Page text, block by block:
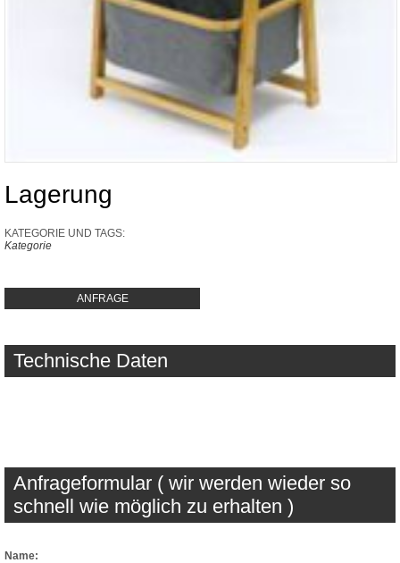
Lagerung
KATEGORIE UND TAGS:
Kategorie
ANFRAGE
Technische Daten
Anfrageformular ( wir werden wieder so
schnell wie möglich zu erhalten )
Name: